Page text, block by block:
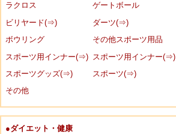
ラクロス
ゲートボール
ビリヤード(⇒)
ダーツ(⇒)
ボウリング
その他スポーツ用品
スポーツ用インナー(⇒)
スポーツ用インナー(⇒)
スポーツグッズ(⇒)
スポーツ(⇒)
その他
●ダイエット・健康